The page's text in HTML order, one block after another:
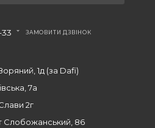
ЗАМОВИТИ ДЗВІНОК
1д (за Dafi)
7а
2г
Слобожанський, 86